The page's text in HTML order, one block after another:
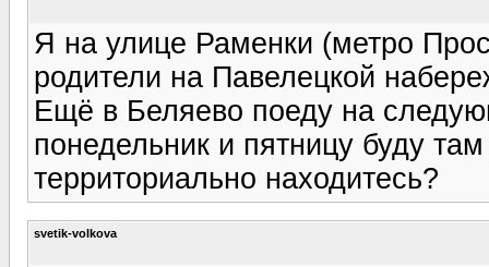
Я на улице Раменки (метро
родители на Павелецкой
Ещё в Беляево поеду на
понедельник и пятницу буду
территориально находитесь?
svetik-volkova